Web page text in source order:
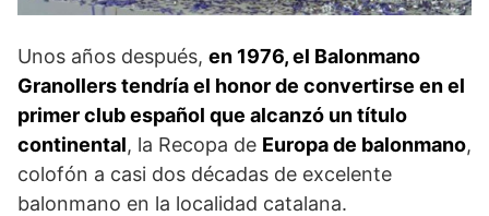
Unos años después, en 1976, el Balonmano
Grano­llers tendría el honor de convertirse en el
primer club español que alcanzó un título
continental, la Recopa de Europa de balonmano,
colofón a casi dos décadas de excelente
balonmano en la localidad catalana.